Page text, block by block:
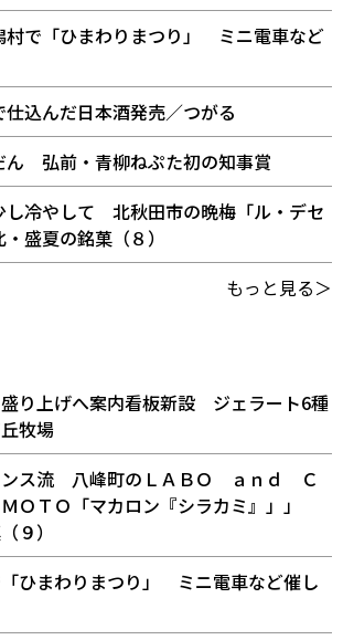
村で「ひまわりまつり」 ミニ電車など
仕込んだ日本酒発売／つがる
ん 弘前・青柳ねぷた初の知事賞
し冷やして 北秋田市の晩梅「ル・デセ
盛夏の銘菓（８）
もっと見る＞
り上げへ案内看板新設 ジェラート6種
牧場
ンス流 八峰町のＬＡＢＯ ａｎｄ Ｃ
ＯＴＯ「マカロン『シラカミ』」」
９）
ひまわりまつり」 ミニ電車など催し